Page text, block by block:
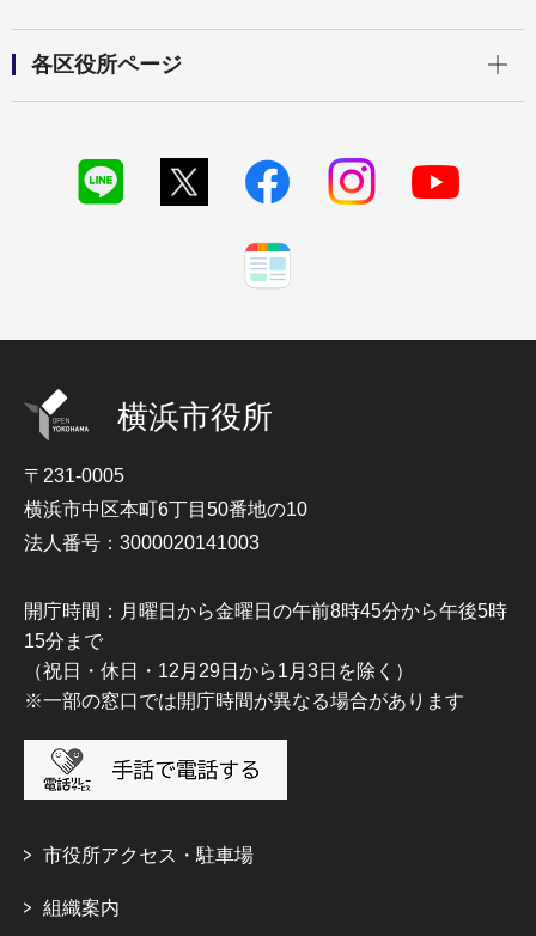
各区役所ページ
横浜市役所
〒231-0005
横浜市中区本町6丁目50番地の10
法人番号：3000020141003
開庁時間：月曜日から金曜日の午前8時45分から午後5時
15分まで
（祝日・休日・12月29日から1月3日を除く）
※一部の窓口では開庁時間が異なる場合があります
市役所アクセス・駐車場
組織案内